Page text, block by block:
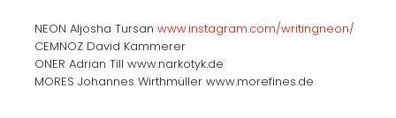
NEON Aljosha Tursanwww.instagram.com/writingneon/
CEMNOZ David Kammerer
ONER Adrian Till www.narkotyk.de
MORES Johannes Wirthmüller www.morefines.de